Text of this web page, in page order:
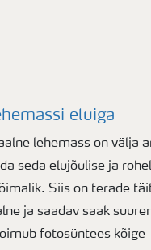
eluiga
lehemass on välja
seda elujõulise ja
Siis on terade
ja saadav saak
fotosüntees kõige